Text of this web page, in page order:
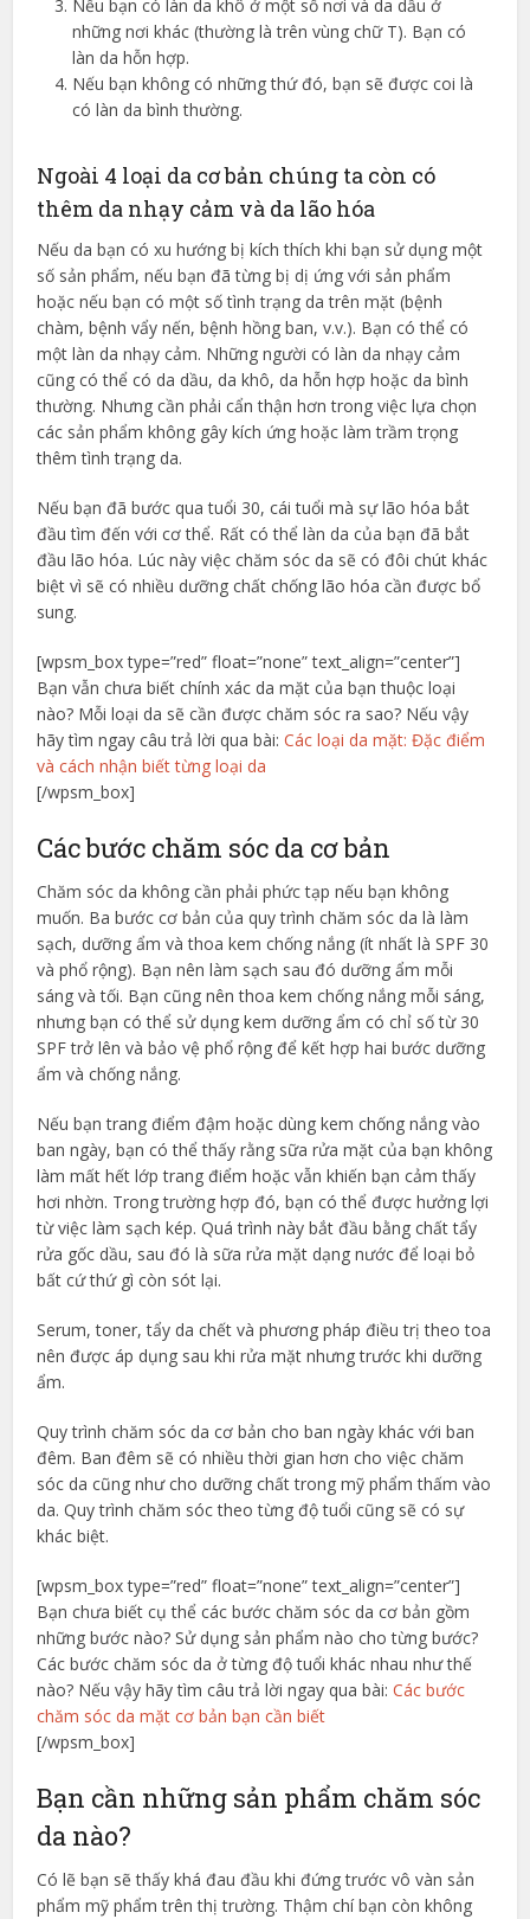
Nếu bạn có làn da khô ở một số nơi và da dầu ở
những nơi khác (thường là trên vùng chữ T). Bạn có
làn da hỗn hợp.
Nếu bạn không có những thứ đó, bạn sẽ được coi là
có làn da bình thường.
Ngoài 4 loại da cơ bản chúng ta còn có
thêm da nhạy cảm và da lão hóa
Nếu da bạn có xu hướng bị kích thích khi bạn sử dụng một
số sản phẩm, nếu bạn đã từng bị dị ứng với sản phẩm
hoặc nếu bạn có một số tình trạng da trên mặt (bệnh
chàm, bệnh vẩy nến, bệnh hồng ban, v.v.). Bạn có thể có
một làn da nhạy cảm. Những người có làn da nhạy cảm
cũng có thể có da dầu, da khô, da hỗn hợp hoặc da bình
thường. Nhưng cần phải cẩn thận hơn trong việc lựa chọn
các sản phẩm không gây kích ứng hoặc làm trầm trọng
thêm tình trạng da.
Nếu bạn đã bước qua tuổi 30, cái tuổi mà sự lão hóa bắt
đầu tìm đến với cơ thể. Rất có thể làn da của bạn đã bắt
đầu lão hóa. Lúc này việc chăm sóc da sẽ có đôi chút khác
biệt vì sẽ có nhiều dưỡng chất chống lão hóa cần được bổ
sung.
[wpsm_box type=”red” float=”none” text_align=”center”]
Bạn vẫn chưa biết chính xác da mặt của bạn thuộc loại
nào? Mỗi loại da sẽ cần được chăm sóc ra sao? Nếu vậy
hãy tìm ngay câu trả lời qua bài:Các loại da mặt: Đặc điểm
và cách nhận biết từng loại da
[/wpsm_box]
Các bước chăm sóc da cơ bản
Chăm sóc da không cần phải phức tạp nếu bạn không
muốn. Ba bước cơ bản của quy trình chăm sóc da là làm
sạch, dưỡng ẩm và thoa kem chống nắng (ít nhất là SPF 30
và phổ rộng). Bạn nên làm sạch sau đó dưỡng ẩm mỗi
sáng và tối. Bạn cũng nên thoa kem chống nắng mỗi sáng,
nhưng bạn có thể sử dụng kem dưỡng ẩm có chỉ số từ 30
SPF trở lên và bảo vệ phổ rộng để kết hợp hai bước dưỡng
ẩm và chống nắng.
Nếu bạn trang điểm đậm hoặc dùng kem chống nắng vào
ban ngày, bạn có thể thấy rằng sữa rửa mặt của bạn không
làm mất hết lớp trang điểm hoặc vẫn khiến bạn cảm thấy
hơi nhờn. Trong trường hợp đó, bạn có thể được hưởng lợi
từ việc làm sạch kép. Quá trình này bắt đầu bằng chất tẩy
rửa gốc dầu, sau đó là sữa rửa mặt dạng nước để loại bỏ
bất cứ thứ gì còn sót lại.
Serum, toner, tẩy da chết và phương pháp điều trị theo toa
nên được áp dụng sau khi rửa mặt nhưng trước khi dưỡng
ẩm.
Quy trình chăm sóc da cơ bản cho ban ngày khác với ban
đêm. Ban đêm sẽ có nhiều thời gian hơn cho việc chăm
sóc da cũng như cho dưỡng chất trong mỹ phẩm thấm vào
da. Quy trình chăm sóc theo từng độ tuổi cũng sẽ có sự
khác biệt.
[wpsm_box type=”red” float=”none” text_align=”center”]
Bạn chưa biết cụ thể các bước chăm sóc da cơ bản gồm
những bước nào? Sử dụng sản phẩm nào cho từng bước?
Các bước chăm sóc da ở từng độ tuổi khác nhau như thế
nào? Nếu vậy hãy tìm câu trả lời ngay qua bài:Các bước
chăm sóc da mặt cơ bản bạn cần biết
[/wpsm_box]
Bạn cần những sản phẩm chăm sóc
da nào?
Có lẽ bạn sẽ thấy khá đau đầu khi đứng trước vô vàn sản
phẩm mỹ phẩm trên thị trường. Thậm chí bạn còn không